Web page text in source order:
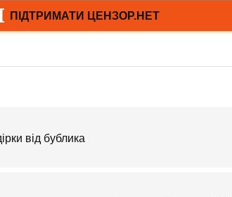
від бублика